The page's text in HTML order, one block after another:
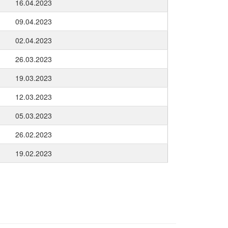
16.04.2023
09.04.2023
02.04.2023
26.03.2023
19.03.2023
12.03.2023
05.03.2023
26.02.2023
19.02.2023